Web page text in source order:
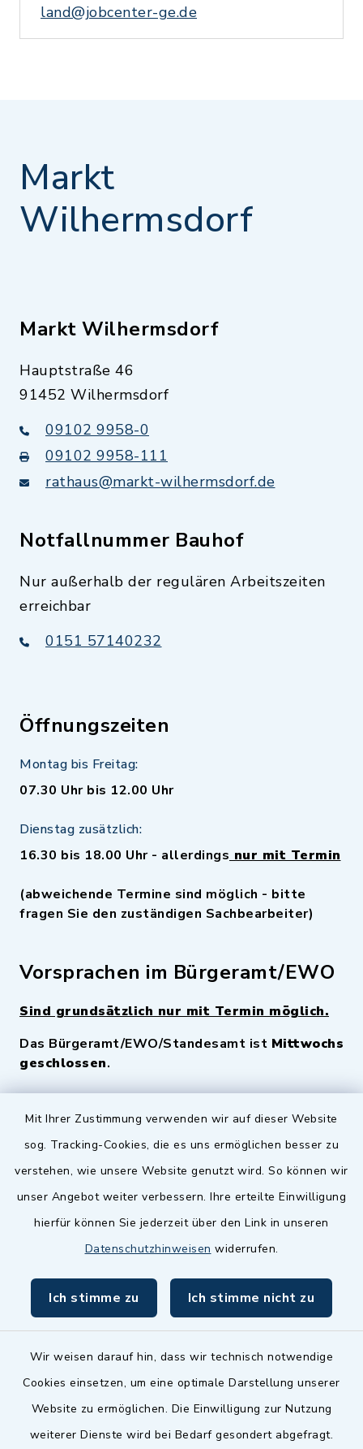
Mit Ihrer Zustimmung verwenden wir auf dieser Website
sog. Tracking-Cookies, die es uns ermöglichen besser zu
verstehen, wie unsere Website genutzt wird. So können wir
unser Angebot weiter verbessern. Ihre erteilte Einwilligung
hierfür können Sie jederzeit über den Link in unseren
Datenschutzhinweisen widerrufen.
Ich stimme zu Ich stimme nicht zu
Wir weisen darauf hin, dass wir technisch notwendige
Cookies einsetzen, um eine optimale Darstellung unserer
Website zu ermöglichen. Die Einwilligung zur Nutzung
weiterer Dienste wird bei Bedarf gesondert abgefragt.
land@jobcenter-ge.de
Markt
Wilhermsdorf
Markt Wilhermsdorf
Hauptstraße 46
91452 Wilhermsdorf
09102 9958-0
09102 9958-111
rathaus@markt-wilhermsdorf.de
Notfallnummer Bauhof
Nur außerhalb der regulären Arbeitszeiten
erreichbar
0151 57140232
Öffnungszeiten
Montag bis Freitag:
07.30 Uhr bis 12.00 Uhr
Dienstag zusätzlich:
16.30 bis 18.00 Uhr - allerdings nur mit Termin
(abweichende Termine sind möglich - bitte
fragen Sie den zuständigen Sachbearbeiter)
Vorsprachen im Bürgeramt/EWO
Sind grundsätzlich nur mit Termin möglich.
Das Bürgeramt/EWO/Standesamt ist Mittwochs
geschlossen.
Quicklinks
Zenngrund Allianz
Dillenberggruppe
inixmedia GmbH